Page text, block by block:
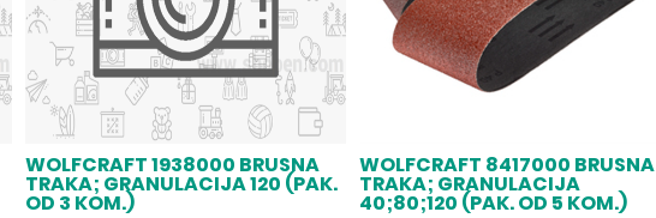
WOLFCRAFT 1938000 BRUSNA
TRAKA; GRANULACIJA 120 (PAK.
OD 3 KOM.)
WOLFCRAFT 8417000 BRUSNA
TRAKA; GRANULACIJA
40;80;120 (PAK. OD 5 KOM.)